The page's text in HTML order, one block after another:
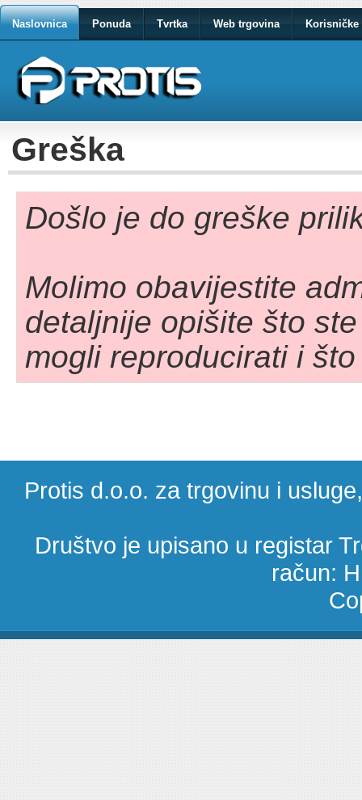
Naslovnica Ponuda Tvrtka Web trgovina Korisničke
Greška
Došlo je do greške
Molimo obavijestite
detaljnije opišite što
mogli reproducirati i
Protis d.o.o. za trgovinu i
Društvo je upisano u registar
račun: